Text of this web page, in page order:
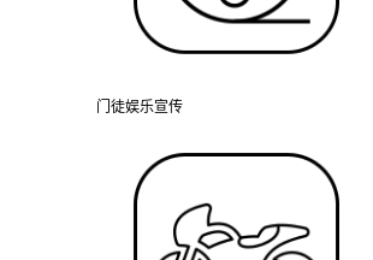
门徒娱乐宣传